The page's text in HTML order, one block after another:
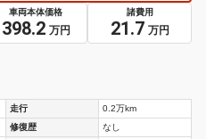
車両本体価格
398.2 万円
諸費用
21.7 万円
走行
0.2万km
修復歴
なし